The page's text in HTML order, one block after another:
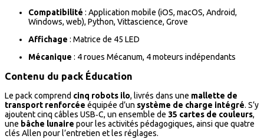
Compatibilité : Application mobile (iOS, macOS, Android,
Windows, web), Python, Vittascience, Grove
Affichage : Matrice de 45 LED
Mécanique : 4 roues Mécanum, 4 moteurs indépendants
Contenu du pack Éducation
Le pack comprend cinq robots ilo, livrés dans une mallette de
transport renforcée équipée d’un système de charge intégré. S’y
ajoutent cinq câbles USB‑C, un ensemble de 35 cartes de couleurs,
une bâche lunaire pour les activités pédagogiques, ainsi que quatre
clés Allen pour l’entretien et les réglages.